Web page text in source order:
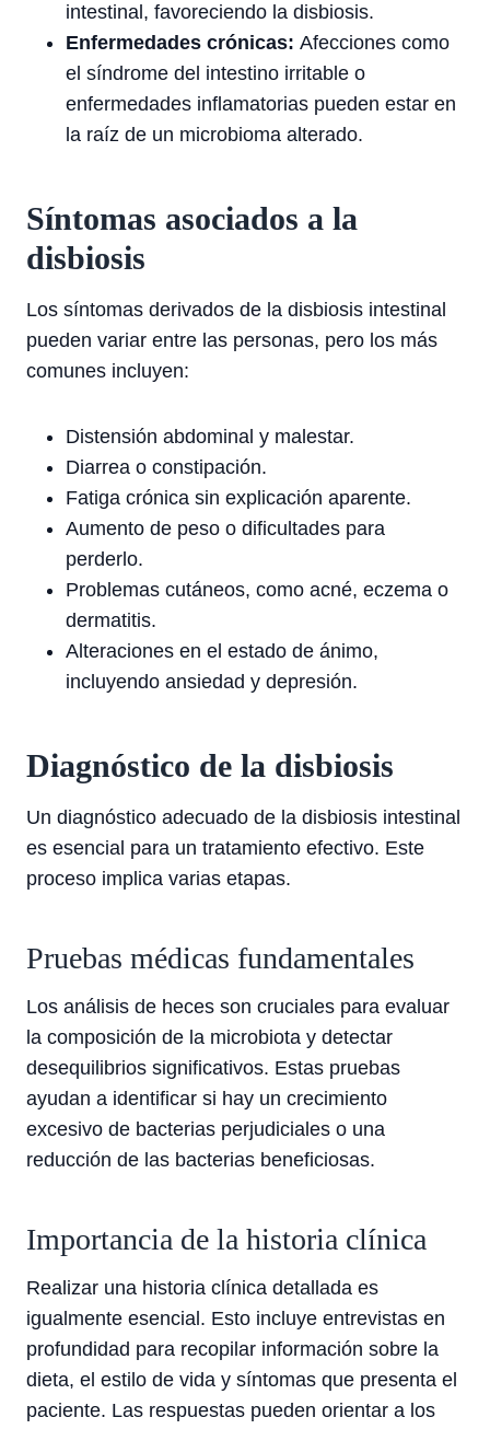
intestinal, favoreciendo la disbiosis.
Enfermedades crónicas: Afecciones como
el síndrome del intestino irritable o
enfermedades inflamatorias pueden estar en
la raíz de un microbioma alterado.
Síntomas asociados a la
disbiosis
Los síntomas derivados de la disbiosis intestinal
pueden variar entre las personas, pero los más
comunes incluyen:
Distensión abdominal y malestar.
Diarrea o constipación.
Fatiga crónica sin explicación aparente.
Aumento de peso o dificultades para
perderlo.
Problemas cutáneos, como acné, eczema o
dermatitis.
Alteraciones en el estado de ánimo,
incluyendo ansiedad y depresión.
Diagnóstico de la disbiosis
Un diagnóstico adecuado de la disbiosis intestinal
es esencial para un tratamiento efectivo. Este
proceso implica varias etapas.
Pruebas médicas fundamentales
Los análisis de heces son cruciales para evaluar
la composición de la microbiota y detectar
desequilibrios significativos. Estas pruebas
ayudan a identificar si hay un crecimiento
excesivo de bacterias perjudiciales o una
reducción de las bacterias beneficiosas.
Importancia de la historia clínica
Realizar una historia clínica detallada es
igualmente esencial. Esto incluye entrevistas en
profundidad para recopilar información sobre la
dieta, el estilo de vida y síntomas que presenta el
paciente. Las respuestas pueden orientar a los